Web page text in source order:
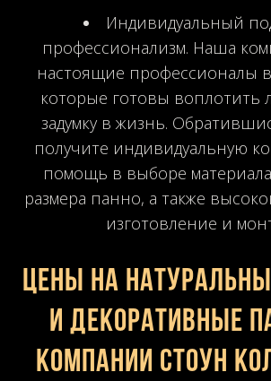
Индивидуальный
профессионализм. Наша
настоящие профессионалы
которые готовы воплотить
задумку в жизнь.
получите индивидуальную
помощь в выборе
размера панно, а также
изготовление и
Цены на
и декоративные
компании Стоун